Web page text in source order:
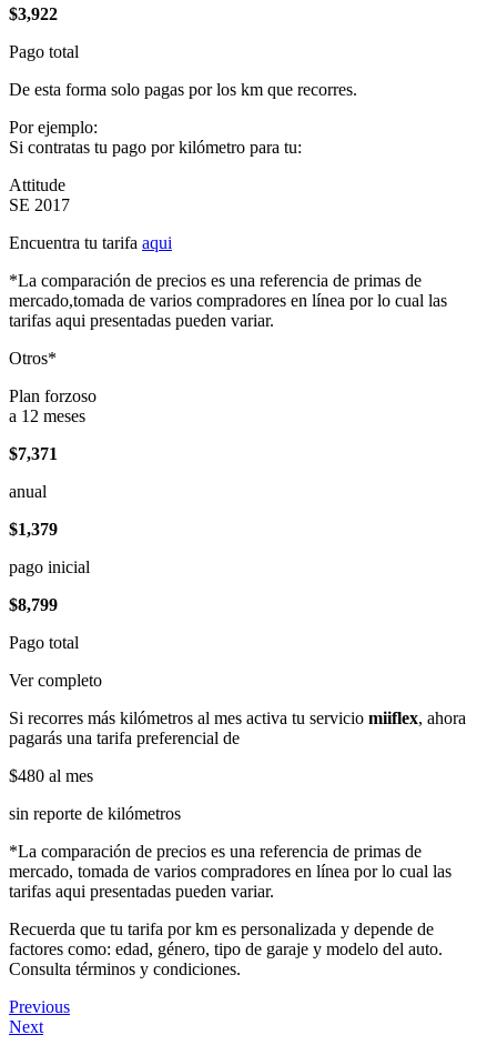
$3,922
Pago total
De esta forma solo pagas por los km que recorres.
Por ejemplo:
Si contratas tu pago por kilómetro para tu:
Attitude
SE 2017
Encuentra tu tarifa aqui
*La comparación de precios es una referencia de primas de
mercado,tomada de varios compradores en línea por lo cual las
tarifas aqui presentadas pueden variar.
Otros*
Plan forzoso
a 12 meses
$7,371
anual
$1,379
pago inicial
$8,799
Pago total
Ver completo
Si recorres más kilómetros al mes activa tu servicio miiflex, ahora
pagarás una tarifa preferencial de
$480 al mes
sin reporte de kilómetros
*La comparación de precios es una referencia de primas de
mercado, tomada de varios compradores en línea por lo cual las
tarifas aqui presentadas pueden variar.
Recuerda que tu tarifa por km es personalizada y depende de
factores como: edad, género, tipo de garaje y modelo del auto.
Consulta términos y condiciones.
Previous
Next